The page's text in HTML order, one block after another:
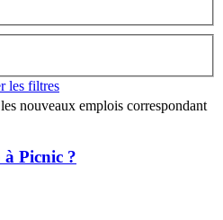
les filtres
nouveaux emplois correspondant
à Picnic ?